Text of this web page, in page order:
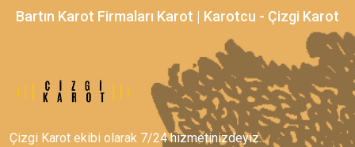
Bartın Karot Firmaları Karot | Karotcu - Çizgi Karot
Çizgi Karot ekibi olarak 7/24 hizmetinizdeyiz.